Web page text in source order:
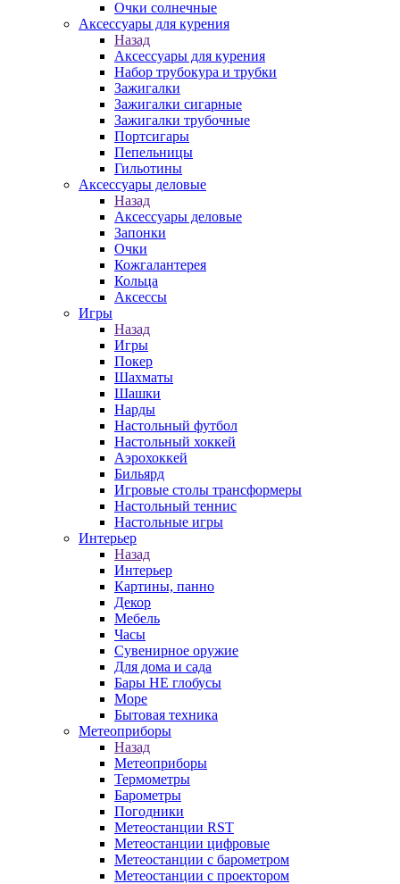
Очки солнечные
Аксессуары для курения
Назад
Аксессуары для курения
Набор трубокура и трубки
Зажигалки
Зажигалки сигарные
Зажигалки трубочные
Портсигары
Пепельницы
Гильотины
Аксессуары деловые
Назад
Аксессуары деловые
Запонки
Очки
Кожгалантерея
Кольца
Аксессы
Игры
Назад
Игры
Покер
Шахматы
Шашки
Нарды
Настольный футбол
Настольный хоккей
Аэрохоккей
Бильярд
Игровые столы трансформеры
Настольный теннис
Настольные игры
Интерьер
Назад
Интерьер
Картины, панно
Декор
Мебель
Часы
Сувенирное оружие
Для дома и сада
Бары НЕ глобусы
Море
Бытовая техника
Метеоприборы
Назад
Метеоприборы
Термометры
Барометры
Погодники
Метеостанции RST
Метеостанции цифровые
Метеостанции с барометром
Метеостанции с проектором